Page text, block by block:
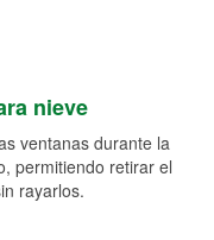
nieve
ventanas durante la
permitiendo retirar el
rayarlos.